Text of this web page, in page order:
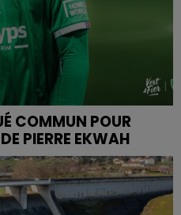
COMMUN POUR
PIERRE EKWAH